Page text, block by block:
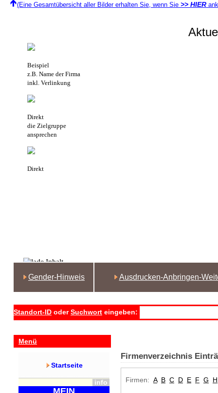
(Eine Gesamtübersicht aller Bilder erhalten Sie, wenn Sie >> HIER
Gender-Hinweis Ausdrucken-Anbringen-
Standort-ID oderSuchwort eingeben:
Menü
Startseite
info
MEIN
Firmenverzeichnis
Firmen: A B C D E F G H